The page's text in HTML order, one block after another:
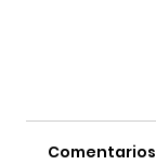
Comentarios